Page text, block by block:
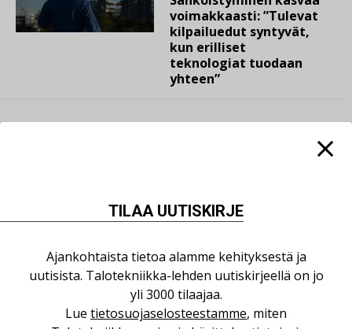
voimakkaasti: ”Tulevat
kilpailuedut syntyvät,
kun erilliset
teknologiat tuodaan
yhteen”
Viikko Kuukausi
Datakeskusurakointi on tekniikkalaji
LEHDEN ARTIKKELIT
Jarno Hacklin Cervin yrityskaupasta:
TILAA UUTISKIRJE
Ajankohtaista tietoa alamme kehityksestä ja
uutisista. Talotekniikka-lehden uutiskirjeellä on jo
yli 3000 tilaajaa.
Lue tietosuojaselosteestamme, miten